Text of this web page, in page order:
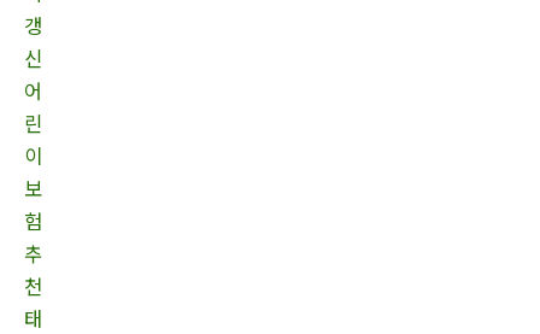
갱
신
어
린
이
보
험
추
천
태